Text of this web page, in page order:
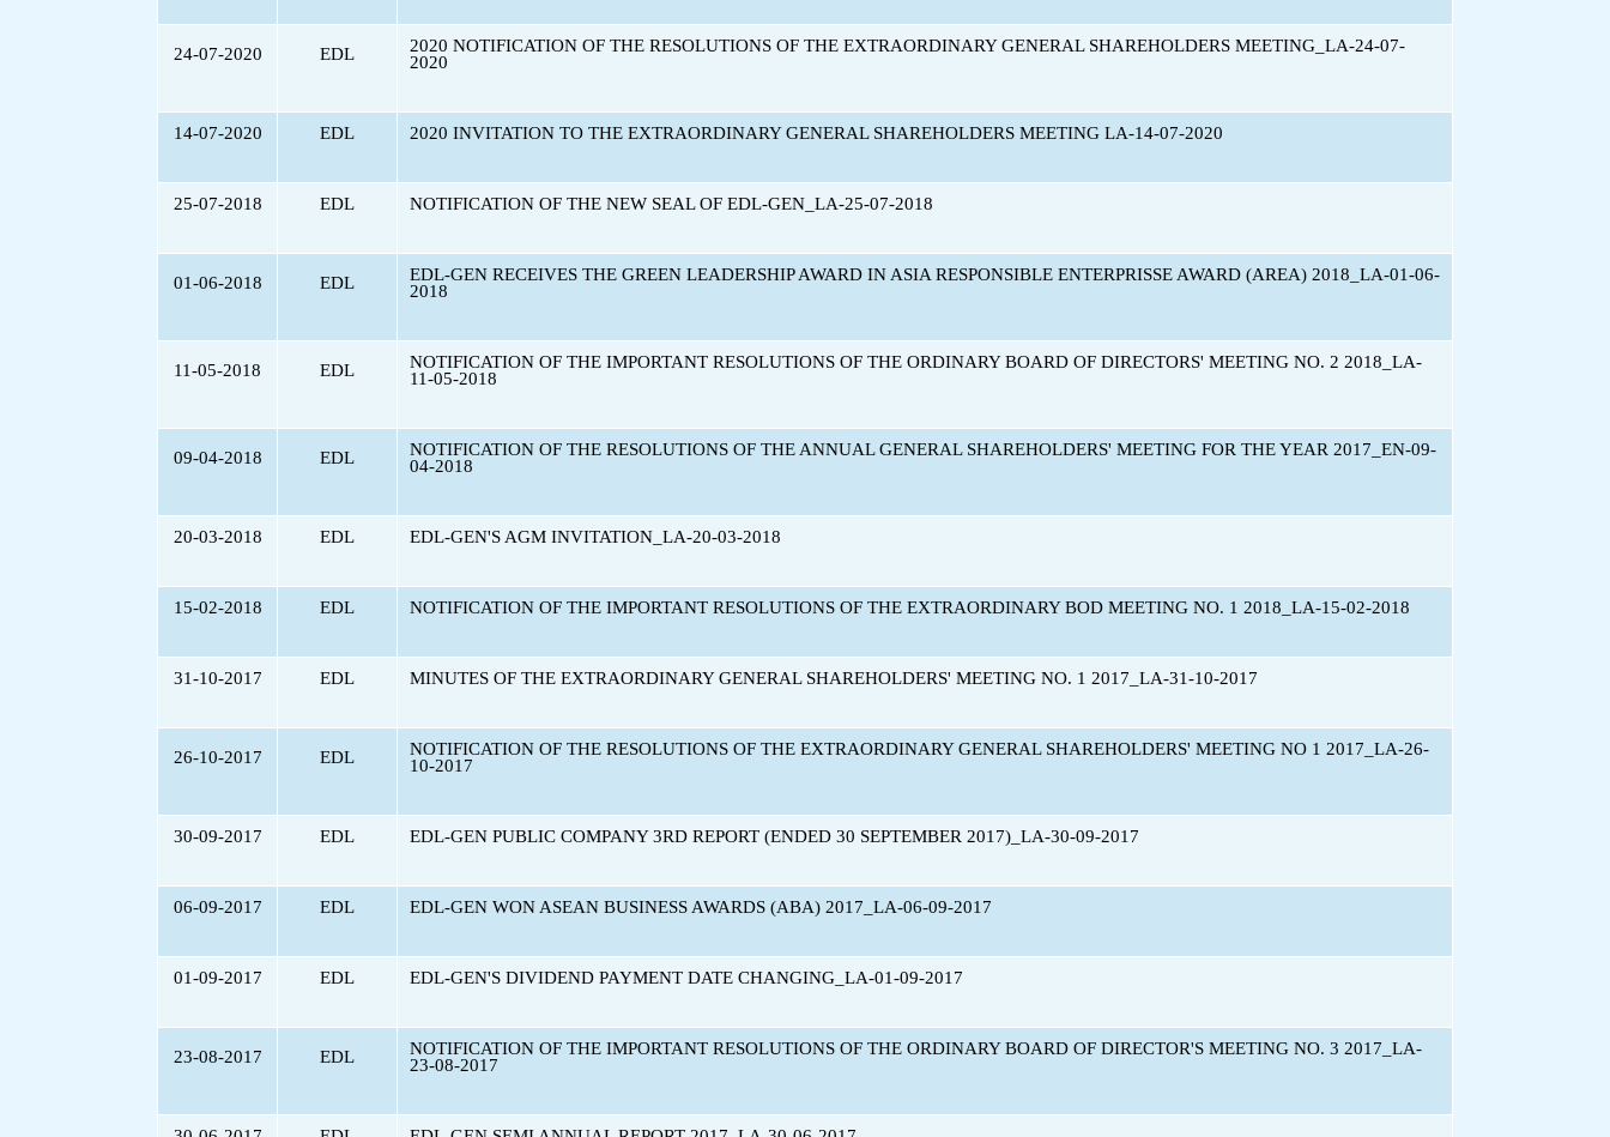
24-07-2020 EDL
2020 NOTIFICATION OF THE RESOLUTIONS OF THE EXTRAORDINARY GENERAL SHAREHOLDERS MEETING_LA-24-07-
2020
14-07-2020 EDL 2020 INVITATION TO THE EXTRAORDINARY GENERAL SHAREHOLDERS MEETING LA-14-07-2020
25-07-2018 EDL NOTIFICATION OF THE NEW SEAL OF EDL-GEN_LA-25-07-2018
01-06-2018 EDL
EDL-GEN RECEIVES THE GREEN LEADERSHIP AWARD IN ASIA RESPONSIBLE ENTERPRISSE AWARD (AREA) 2018_LA-01-06-
2018
11-05-2018 EDL
NOTIFICATION OF THE IMPORTANT RESOLUTIONS OF THE ORDINARY BOARD OF DIRECTORS' MEETING NO. 2 2018_LA-
11-05-2018
09-04-2018 EDL
NOTIFICATION OF THE RESOLUTIONS OF THE ANNUAL GENERAL SHAREHOLDERS' MEETING FOR THE YEAR 2017_EN-09-
04-2018
20-03-2018 EDL EDL-GEN'S AGM INVITATION_LA-20-03-2018
15-02-2018 EDL NOTIFICATION OF THE IMPORTANT RESOLUTIONS OF THE EXTRAORDINARY BOD MEETING NO. 1 2018_LA-15-02-2018
31-10-2017 EDL MINUTES OF THE EXTRAORDINARY GENERAL SHAREHOLDERS' MEETING NO. 1 2017_LA-31-10-2017
26-10-2017 EDL
NOTIFICATION OF THE RESOLUTIONS OF THE EXTRAORDINARY GENERAL SHAREHOLDERS' MEETING NO 1 2017_LA-26-
10-2017
30-09-2017 EDL EDL-GEN PUBLIC COMPANY 3RD REPORT (ENDED 30 SEPTEMBER 2017)_LA-30-09-2017
06-09-2017 EDL EDL-GEN WON ASEAN BUSINESS AWARDS (ABA) 2017_LA-06-09-2017
01-09-2017 EDL EDL-GEN'S DIVIDEND PAYMENT DATE CHANGING_LA-01-09-2017
23-08-2017 EDL
NOTIFICATION OF THE IMPORTANT RESOLUTIONS OF THE ORDINARY BOARD OF DIRECTOR'S MEETING NO. 3 2017_LA-
23-08-2017